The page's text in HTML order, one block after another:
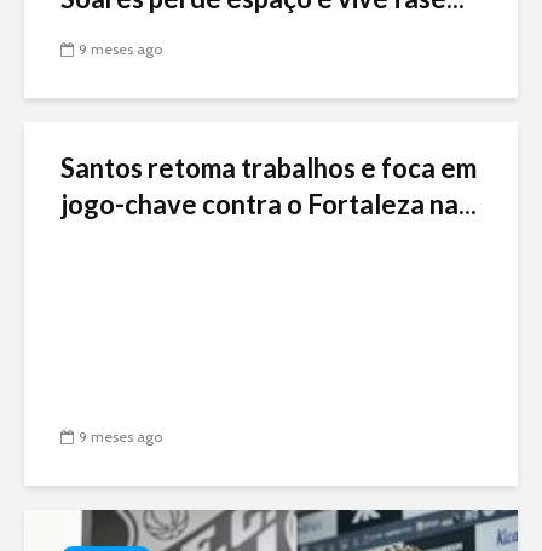
9 meses ago
Santos retoma trabalhos e foca em
jogo-chave contra o Fortaleza na...
9 meses ago